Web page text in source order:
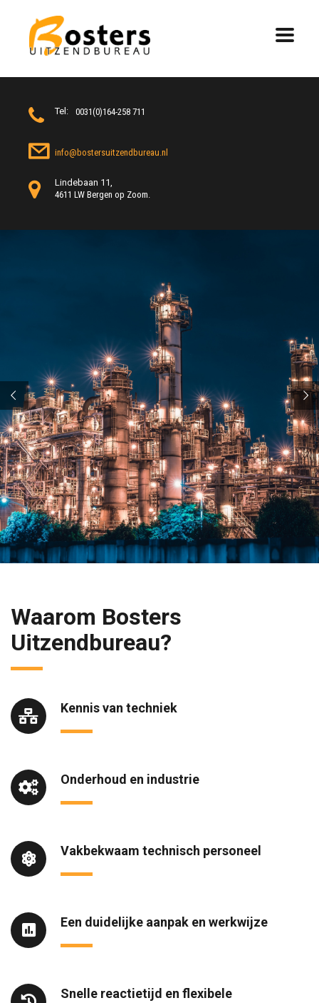
Tel: 0031(0)164-258 711
info@bostersuitzendbureau.nl
Lindebaan 11,
4611 LW Bergen op Zoom.
Waarom Bosters
Uitzendbureau?
Kennis van techniek
Onderhoud en industrie
Vakbekwaam technisch personeel
Een duidelijke aanpak en werkwijze
Snelle reactietijd en flexibele